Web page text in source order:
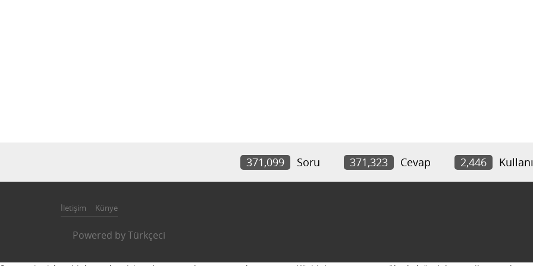
371,099 Soru 371,323 Cevap 2,446
İletişim Künye
Powered byTürkçeci